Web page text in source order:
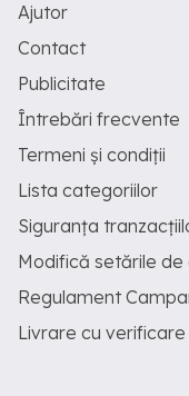
Ajutor
Contact
Publicitate
Întrebări frecvente
Termeni și condiții
Lista categoriilor
Siguranța
Modifică setările
Regulament
Livrare cu